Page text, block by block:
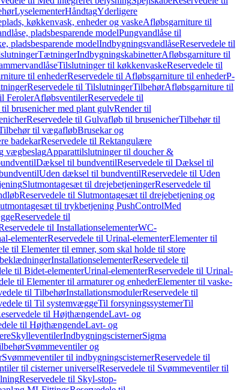
LyselementerHåndtagYderligere
køkkenvask, enheder og vaskeAfløbsgarniture til
pladsbesparende modelPungvandlåse til
pladsbesparende modelIndbygningsvandlåseReservedele til
TætningerIndbygningskabinetterAfløbsgarniture til
Tilslutninger til køkkenvaskeReservedele til
til enhederReservedele til Afløbsgarniture til enhederP-
Reservedele til TilslutningerTilbehørAfløbsgarniture til
FerolerAfløbsventilerReservedele til
brusenicher med plant gulvRender til
Reservedele til Gulvafløb til brusenicherTilbehør til
til vægafløbBrusekar og
badekarReservedele til Rektangulære
vægbeslagApparattilslutninger til doucher &
Dæksel til bundventilReservedele til Dæksel til
Uden dæksel til bundventilReservedele til Uden
Slutmontagesæt til drejebetjeningerReservedele til
Reservedele til Slutmontagesæt til drejebetjening og
til trykbetjening PushControlMed
Reservedele til
til InstallationselementerWC-
elementerReservedele til Urinal-elementerElementer til
til Elementer til emner, som skal holde til store
InstallationselementerReservedele til
til Bidet-elementerUrinal-elementerReservedele til Urinal-
til Elementer til armaturer og enhederElementer til vaske-
til TilbehørInstallationsmodulerReservedele til
til Til systemvæggeTil forsyningssystemerTil
til HøjthængendeLavt- og
til HøjthængendeLavt- og
SkylleventilerIndbygningscisternerSigma
Svømmeventiler og
Svømmeventiler til indbygningscisternerReservedele til
til cisterner universelReservedele til Svømmeventiler til
Reservedele til Skyl-stop-